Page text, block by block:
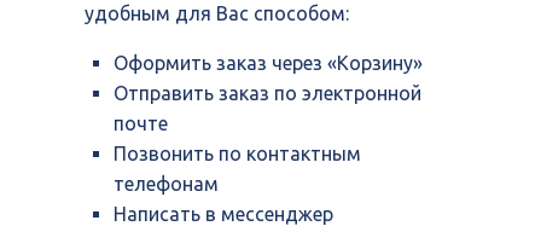
удобным для Вас способом:
Оформить заказ через «Корзину»
Отправить заказ по электронной
почте
Позвонить по контактным
телефонам
Написать в мессенджер